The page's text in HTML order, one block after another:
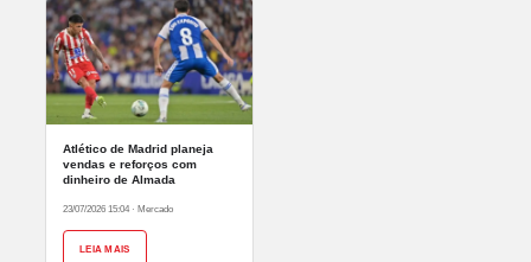
Atlético de Madrid planeja
vendas e reforços com
dinheiro de Almada
23/07/2026 15:04 · Mercado
LEIA MAIS